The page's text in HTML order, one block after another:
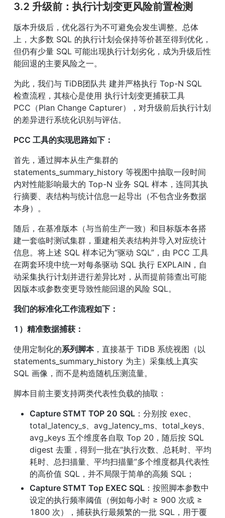
3.2 升级前：执行计划变更风险前置检测
版本升级后，优化器行为不可避免会发生调整。总体
上，大多数 SQL 的执行计划会保持等价甚至得到优化，
但仍有少量 SQL 可能出现执行计划劣化，成为升级后性
能回退的主要风险之一。
为此，我们与 TiDB团队共 建并严格执行 Top-N SQL
检查流程，其核心是使用 执行计划变更捕获工具
PCC（Plan Change Capturer），对升级前后执行计划
的差异进行系统化识别与评估。
PCC 工具的实现思路如下：
首先，通过脚本从生产集群的
statements_summary_history 等视图中抽取一段时间
内对性能影响最大的 Top-N 业务 SQL 样本，连同其执
行摘要、表结构与统计信息一起导出（不包含业务数据
本身）。
随后，在基准版本（与当前生产一致）和目标版本各搭
建一套临时测试集群，重建相关表结构并导入对应统计
信息。将上述 SQL 样本记为“驱动 SQL”，由 PCC 工具
在两套环境中统一对每条驱动 SQL 执行 EXPLAIN，自
动采集执行计划并进行差异比对，从而提前筛查出可能
因版本或参数变更导致性能回退的风险 SQL。
我们的标准化工作流程如下：
1）精准数据捕获：
使用定制化的系列脚本，直接基于 TiDB 系统视图（以
statements_summary_history 为主）采集线上真实
SQL 画像，而不是构造随机压测流量。
脚本目前主要支持两类代表性负载的抽取：
Capture STMT TOP 20 SQL ：分别按 exec、
total_latency_s、avg_latency_ms、total_keys、
avg_keys 五个维度各自取 Top 20，随后按 SQL
digest 去重，得到一批在“执行次数、总耗时、平均
耗时、总扫描量、平均扫描量”多个维度都具代表性
的高价值 SQL，并不局限于简单的高频 SQL；
Capture STMT Top EXEC SQL ：按照脚本参数中
设定的执行频率阈值（例如每小时 ≥ 900 次或 ≥
1800 次），捕获执行最频繁的一批 SQL，用于覆